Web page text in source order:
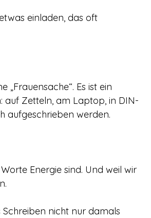
einladen, das oft
Es ist ein
auf Zetteln, am Laptop, in DIN-
aufgeschrieben werden.
Energie sind. Und weil wir
nicht nur damals